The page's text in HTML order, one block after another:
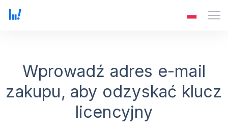
Wprowadź adres e-mail
zakupu, aby odzyskać klucz
licencyjny